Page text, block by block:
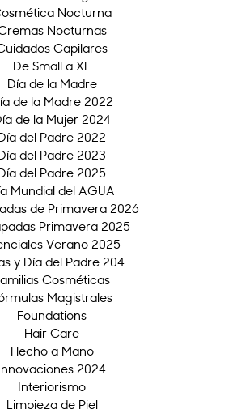
Nocturna
Nocturnas
Capilares
De Small a XL
Día de la Madre
de la Madre 2022
de la Mujer 2024
del Padre 2022
del Padre 2023
del Padre 2025
Mundial del AGUA
de Primavera 2026
Primavera 2025
Verano 2025
y Día del Padre 204
Cosméticas
Magistrales
Foundations
Hair Care
Hecho a Mano
2024
Interiorismo
Limpieza de Piel